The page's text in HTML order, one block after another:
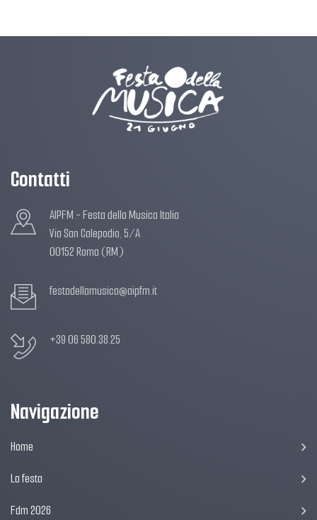
Contatti
AIPFM - Festa della Musica Italia
Via San Calepodio, 5/A
00152 Roma (RM)
festadellamusica@aipfm.it
+39 06 580.38.25
Navigazione
Home
La festa
Fdm 2026